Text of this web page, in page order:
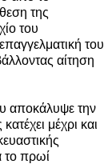
της
του
του
αίτηση
αποκάλυψε την
μέχρι και
το πρωί